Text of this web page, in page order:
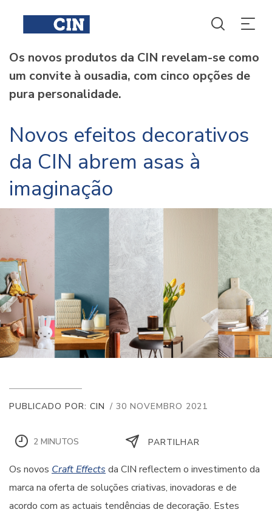
Os novos produtos da CIN revelam-se como
um convite à ousadia, com cinco opções de
pura personalidade.
Novos efeitos decorativos
da CIN abrem asas à
imaginação
PUBLICADO POR: CIN / 30 NOVEMBRO 2021
2 MINUTOS PARTILHAR
Os novos Craft Effects da CIN reflectem o investimento da
marca na oferta de soluções criativas, inovadoras e de
acordo com as actuais tendências de decoração. Estes